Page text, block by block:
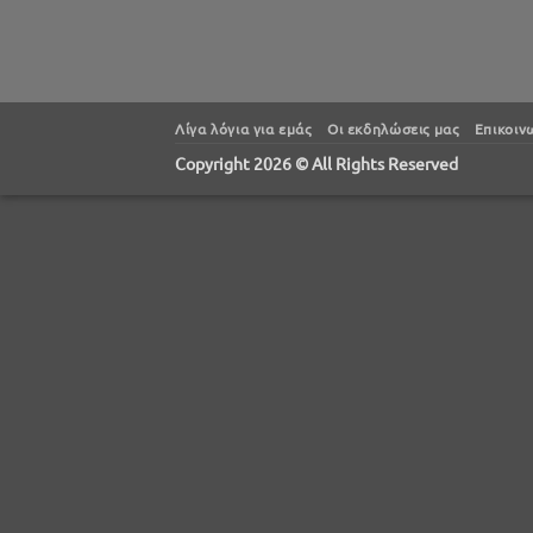
Λίγα λόγια για εμάς Oι εκδηλώσεις μας
Copyright 2026 © All Rights Reserved